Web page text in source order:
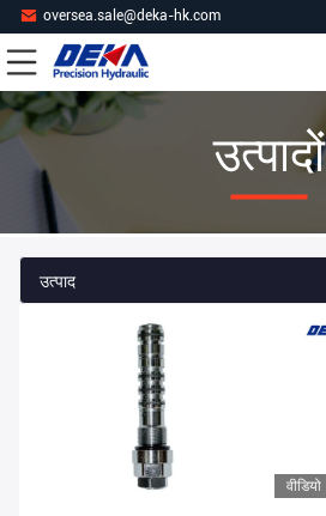
oversea.sale@deka-hk.com
उत्पादों
उत्पाद
वीडियो